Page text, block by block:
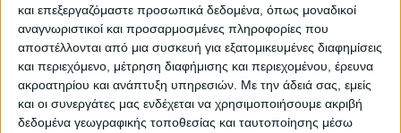
και επεξεργαζόμαστε προσωπικά δεδομένα, όπως μοναδικοί
αναγνωριστικοί και προσαρμοσμένες πληροφορίες που
αποστέλλονται από μια συσκευή για εξατομικευμένες διαφημίσεις
και περιεχόμενο, μέτρηση διαφήμισης και περιεχομένου, έρευνα
ακροατηρίου και ανάπτυξη υπηρεσιών. Με την άδειά σας, εμείς
και οι συνεργάτες μας ενδέχεται να χρησιμοποιήσουμε ακριβή
δεδομένα γεωγραφικής τοποθεσίας και ταυτοποίησης μέσω
Ακολούθησε την εφημερίδα ΝΕΟΣ
ΑΓΩΝ στο Google News!
Όλες οι εξελίξεις στην περιοχή της
Καρδίτσας και ευρύτερα της Θεσσαλίας